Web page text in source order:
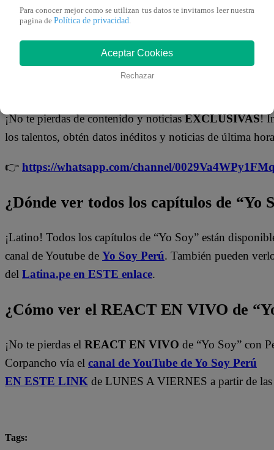
jueces. Finalmente, las pizarras sellaron un nuevo
No te olvides de unirte a nuestro
¡No te pierdas de contenido y noticiasEXCLUSIVAS!
los talentos, obtén datos inéditos y noticias de última
👉 https://whatsapp.com/channel/
¿Dónde ver todos los capítulos de “Yo
¡Latino! Todos los capítulos de “Yo Soy” están
canal de Youtube de Yo Soy Perú. También pueden
del Latina.pe en ESTE enlace.
¿Cómo ver el REACT EN VIVO de
¡No te pierdas el REACT EN VIVO de “Yo Soy” con
Corpancho vía el canal de YouTube de Yo Soy Perú
EN ESTE LINK de LUNES A VIERNES a partir de
Tags:
Para conocer mejor como se utilizan tus datos te invitamos leer nuestra
pagina de Política de privacidad
Aceptar Cookies
Rechazar